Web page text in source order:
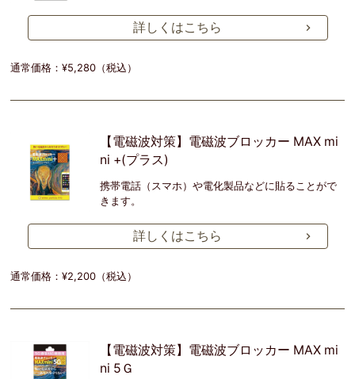
詳しくはこちら
通常価格：¥5,280（税込）
【電磁波対策】電磁波ブロッカー MAX mi
ni +(プラス)
携帯電話（スマホ）や電化製品などに貼ることがで
きます。
詳しくはこちら
通常価格：¥2,200（税込）
【電磁波対策】電磁波ブロッカー MAX mi
ni 5Ｇ